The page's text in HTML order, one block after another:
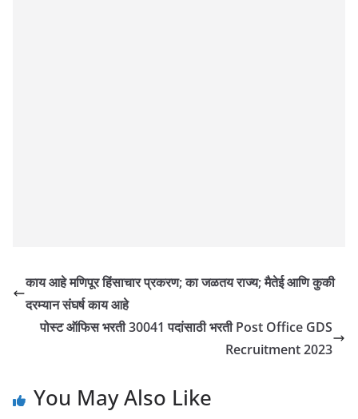
काय आहे मणिपूर हिंसाचार प्रकरण; का जळतय राज्य; मैतेई आणि कुकी
दरम्यान संघर्ष काय आहे
पोस्ट ऑफिस भरती 30041 पदांसाठी भरती Post Office GDS
Recruitment 2023
You May Also Like